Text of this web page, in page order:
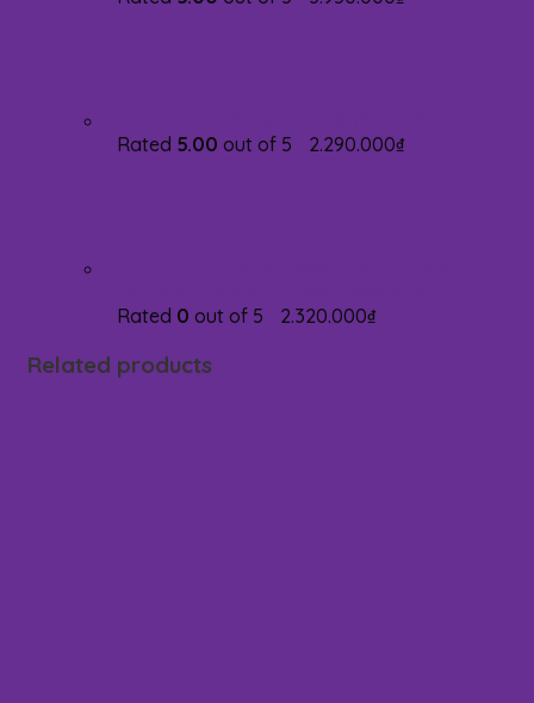
Rated 5.00 out of 5 2.290.000₫
Rated 0 out of 5 2.320.000₫
Related products